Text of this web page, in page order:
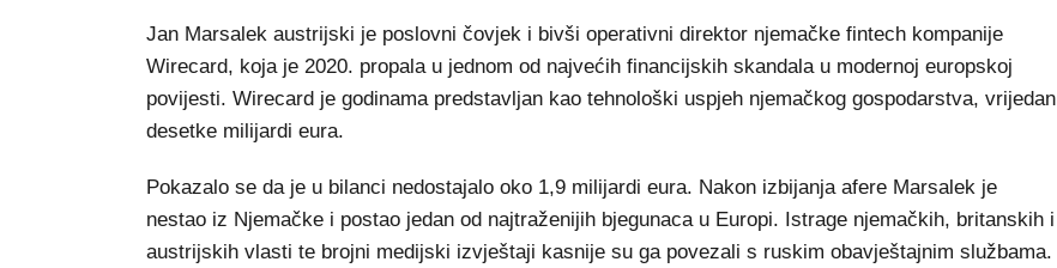
Jan Marsalek austrijski je poslovni čovjek i bivši operativni direktor njemačke fintech kompanije
Wirecard, koja je 2020. propala u jednom od najvećih financijskih skandala u modernoj europskoj
povijesti. Wirecard je godinama predstavljan kao tehnološki uspjeh njemačkog gospodarstva, vrijedan
desetke milijardi eura.
Pokazalo se da je u bilanci nedostajalo oko 1,9 milijardi eura. Nakon izbijanja afere Marsalek je
nestao iz Njemačke i postao jedan od najtraženijih bjegunaca u Europi. Istrage njemačkih, britanskih i
austrijskih vlasti te brojni medijski izvještaji kasnije su ga povezali s ruskim obavještajnim službama.